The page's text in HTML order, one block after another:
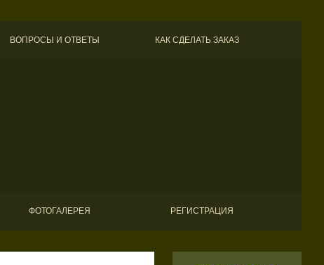
ВОПРОСЫ И ОТВЕТЫ КАК СДЕЛАТЬ ЗАКАЗ
ФОТОГАЛЕРЕЯ РЕГИСТРАЦИЯ